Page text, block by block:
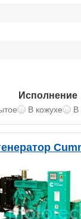
Исполнение
В кожухе В